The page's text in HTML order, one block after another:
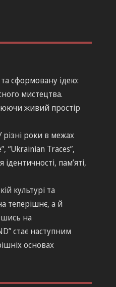
та сформовану ідею:
мистецтва.
живий простір
різні роки в межах
“Ukrainian Traces”,
пам’яті,
культурі та
теперішнє, а й
на
стає наступним
основах